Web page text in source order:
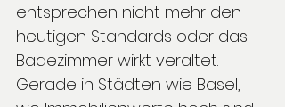
entsprechen nicht mehr den
heutigen Standards oder das
Badezimmer wirkt veraltet.
Gerade in Städten wie Basel,